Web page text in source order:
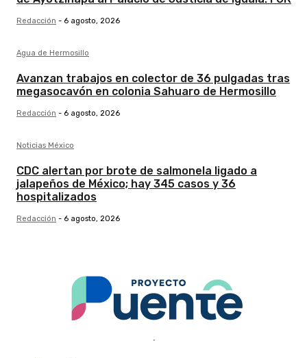
Redacción - 6 agosto, 2026
Agua de Hermosillo
Avanzan trabajos en colector de 36 pulgadas tras
megasocavón en colonia Sahuaro de Hermosillo
Redacción - 6 agosto, 2026
Noticias México
CDC alertan por brote de salmonela ligado a
jalapeños de México; hay 345 casos y 36
hospitalizados
Redacción - 6 agosto, 2026
.